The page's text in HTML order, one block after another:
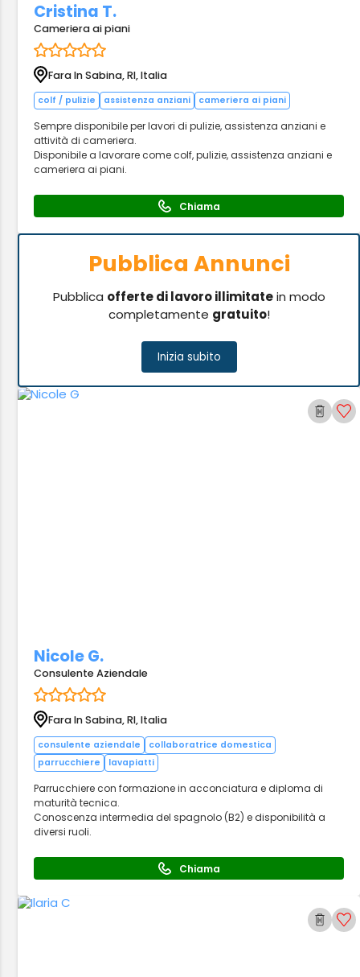
Cristina T.
Cameriera ai piani
Fara In Sabina, RI, Italia
colf / pulizie assistenza anziani cameriera ai piani
Sempre disponibile per lavori di pulizie, assistenza anziani e
attività di cameriera.
Disponibile a lavorare come colf, pulizie, assistenza anziani e
cameriera ai piani.
Chiama
Pubblica Annunci
Pubblica offerte di lavoro illimitatein modo
completamente gratuito!
Inizia subito
Nicole G.
Consulente Aziendale
Fara In Sabina, RI, Italia
consulente aziendale
collaboratrice domestica
parrucchiere
lavapiatti
Parrucchiere con formazione in acconciatura e diploma di
maturità tecnica.
Conoscenza intermedia del spagnolo (B2) e disponibilità a
diversi ruoli.
Chiama